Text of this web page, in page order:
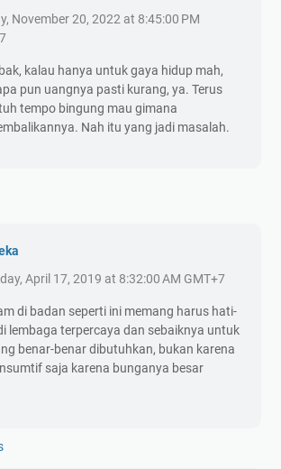
November 20, 2022 at 8:45:00 PM
kalau hanya untuk gaya hidup mah,
pun uangnya pasti kurang, ya. Terus
tempo bingung mau gimana
Nah itu yang jadi masalah.
April 17, 2019 at 8:32:00 AM GMT+7
di badan seperti ini memang harus hati-
lembaga terpercaya dan sebaiknya untuk
benar-benar dibutuhkan, bukan karena
saja karena bunganya besar